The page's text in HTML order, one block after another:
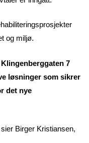
og miljø.
7
løsninger som sikrer
det nye
Birger Kristiansen,